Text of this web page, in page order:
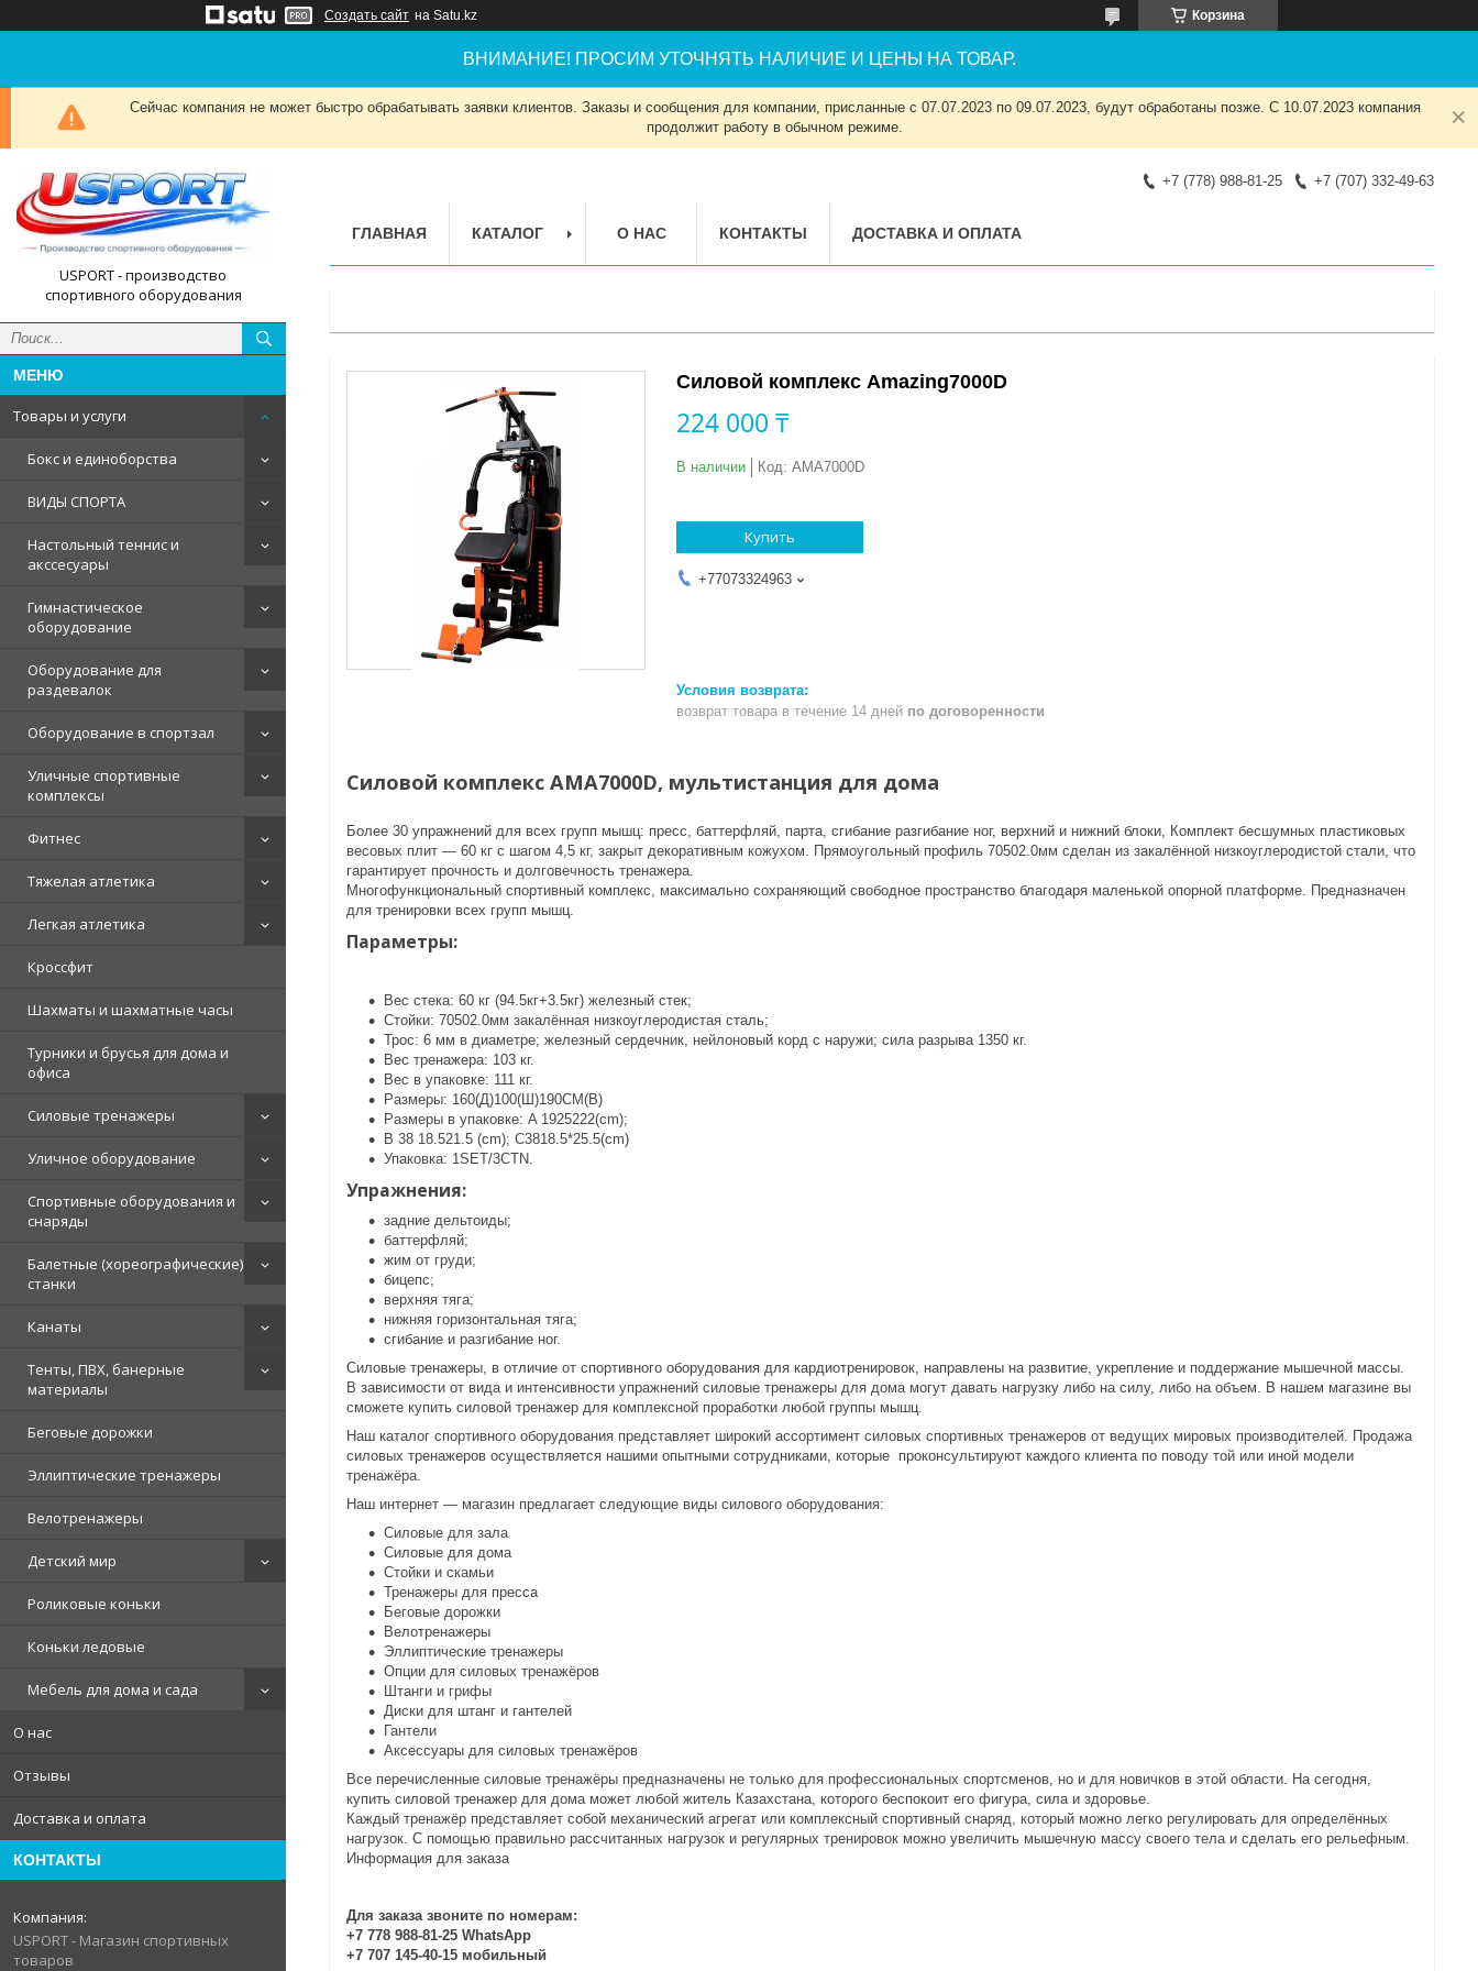
Создать сайт на Satu.kz Корзина
ВНИМАНИЕ! ПРОСИМ УТОЧНЯТЬ НАЛИЧИЕ И ЦЕНЫ НА ТОВАР.
Сейчас компания не может быстро обрабатывать заявки клиентов. Заказы и сообщения для компании, присланные с 07.07.2023 по 09.07.2023, будут обработаны позже. С 10.07.2023 компания
продолжит работу в обычном режиме.
USPORT - производство
спортивного оборудования
Товары и услуги
Бокс и единоборства
ВИДЫ СПОРТА
Настольный теннис и
акссесуары
Гимнастическое
оборудование
Оборудование для
раздевалок
Оборудование в спортзал
Уличные спортивные
комплексы
Фитнес
Тяжелая атлетика
Легкая атлетика
Кроссфит
Шахматы и шахматные часы
Турники и брусья для дома и
офиса
Силовые тренажеры
Уличное оборудование
Спортивные оборудования и
снаряды
Балетные (хореографические)
станки
Канаты
Тенты, ПВХ, банерные
материалы
Беговые дорожки
Эллиптические тренажеры
Велотренажеры
Детский мир
Роликовые коньки
Коньки ледовые
Мебель для дома и сада
О нас
Отзывы
Доставка и оплата
КОНТАКТЫ
USPORT - Магазин спортивных
товаров
+7 (778) 988-81-25 +7 (707) 332-49-63
ГЛАВНАЯ КАТАЛОГ О НАС КОНТАКТЫ ДОСТАВКА И ОПЛАТА
Силовой комплекс Amazing7000D
224 000 ₸
В наличии Код: AMA7000D
Купить
+77073324963
возврат товара в течение 14 дней по договоренности
Силовой комплекс AMA7000D, мультистанция для дома
Более 30 упражнений для всех групп мышц: пресс, баттерфляй, парта, сгибание разгибание ног, верхний и нижний блоки, Комплект бесшумных пластиковых
весовых плит — 60 кг с шагом 4,5 кг, закрыт декоративным кожухом. Прямоугольный профиль 70502.0мм сделан из закалённой низкоуглеродистой стали, что
гарантирует прочность и долговечность тренажера.
Многофункциональный спортивный комплекс, максимально сохраняющий свободное пространство благодаря маленькой опорной платформе. Предназначен
для тренировки всех групп мышц.
Параметры:
Вес стека: 60 кг (94.5кг+3.5кг) железный стек;
Стойки: 70502.0мм закалённая низкоуглеродистая сталь;
Трос: 6 мм в диаметре; железный сердечник, нейлоновый корд с наружи; сила разрыва 1350 кг.
Вес тренажера: 103 кг.
Вес в упаковке: 111 кг.
Размеры: 160(Д)100(Ш)190CM(В)
Размеры в упаковке: A 1925222(cm);
B 38 18.521.5 (cm); C3818.5*25.5(cm)
Упаковка: 1SET/3CTN.
Упражнения:
задние дельтоиды;
баттерфляй;
жим от груди;
бицепс;
верхняя тяга;
нижняя горизонтальная тяга;
сгибание и разгибание ног.
Силовые тренажеры, в отличие от спортивного оборудования для кардиотренировок, направлены на развитие, укрепление и поддержание мышечной массы.
В зависимости от вида и интенсивности упражнений силовые тренажеры для дома могут давать нагрузку либо на силу, либо на объем. В нашем магазине вы
сможете купить силовой тренажер для комплексной проработки любой группы мышц.
Наш каталог спортивного оборудования представляет широкий ассортимент силовых спортивных тренажеров от ведущих мировых производителей. Продажа
силовых тренажеров осуществляется нашими опытными сотрудниками, которые проконсультируют каждого клиента по поводу той или иной модели
тренажёра.
Наш интернет ― магазин предлагает следующие виды силового оборудования:
Силовые для зала
Силовые для дома
Стойки и скамьи
Тренажеры для пресса
Беговые дорожки
Велотренажеры
Эллиптические тренажеры
Опции для силовых тренажёров
Штанги и грифы
Диски для штанг и гантелей
Гантели
Аксессуары для силовых тренажёров
Все перечисленные силовые тренажёры предназначены не только для профессиональных спортсменов, но и для новичков в этой области. На сегодня,
купить силовой тренажер для дома может любой житель Казахстана, которого беспокоит его фигура, сила и здоровье.
Каждый тренажёр представляет собой механический агрегат или комплексный спортивный снаряд, который можно легко регулировать для определённых
нагрузок. С помощью правильно рассчитанных нагрузок и регулярных тренировок можно увеличить мышечную массу своего тела и сделать его рельефным.
Информация для заказа
Для заказа звоните по номерам:
+7 778 988-81-25 WhatsApp
+7 707 145-40-15 мобильный